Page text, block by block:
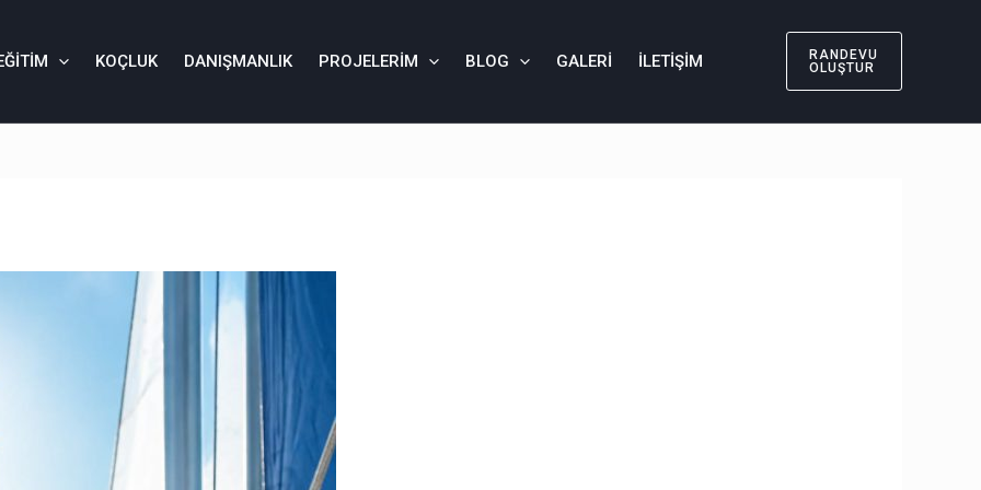
KOÇLUK DANIŞMANLIK PROJELERIM BLOG GALERI İLETIŞIM
RANDEVU
OLUŞTUR